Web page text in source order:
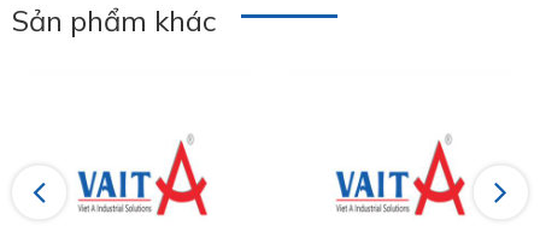
Sản phẩm khác
Previous Next